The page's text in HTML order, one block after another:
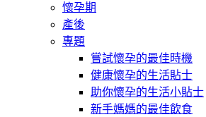
懷孕期
產後
專題
嘗試懷孕的最佳時機
健康懷孕的生活貼士
助你懷孕的生活小貼士
新手媽媽的最佳飲食